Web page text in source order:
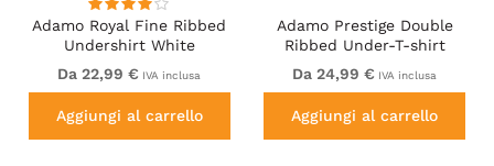
Adamo Royal Fine Ribbed
Undershirt White
Da 22,99 € IVA inclusa
Aggiungi al carrello
Adamo Prestige Double
Ribbed Under-T-shirt
White
Da 24,99 € IVA inclusa
Aggiungi al carrello